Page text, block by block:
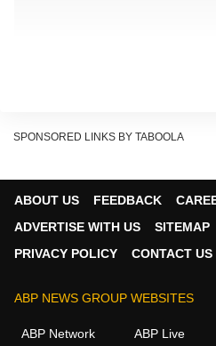
दिग्गज एक्टर टॉम ऑल्टर का
से की. हालांकि बाद में उच्च शिक्षा के
SPONSORED LINKS BY TABOOLA
ABOUT US FEEDBACK
ADVERTISE WITH US
SITEMAP
PRIVACY POLICY
CONTACT US
ABP NEWS GROUP WEBSITES
ABP Network ABP Live